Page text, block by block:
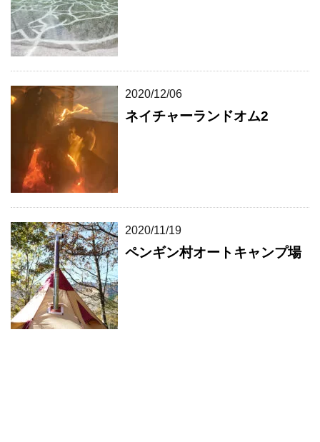
2020/12/06
ネイチャーランドオム2
2020/11/19
ペンギン村オートキャンプ場